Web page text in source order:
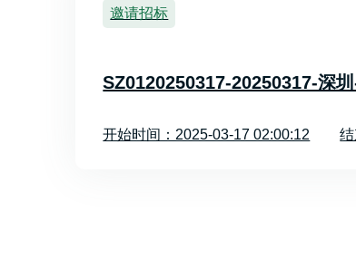
邀请招标
SZ0120250317-20250317-深
开始时间：2025-03-17 02:00:12